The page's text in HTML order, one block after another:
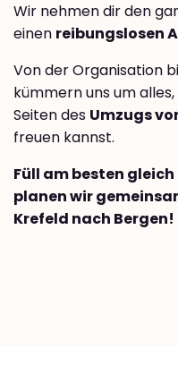
Wir nehmen dir den
einen reibungslosen
Von der Organisation
kümmern uns um
Seiten des Umzugs
freuen kannst.
Füll am besten gleich
planen wir
Krefeld nach Bergen!